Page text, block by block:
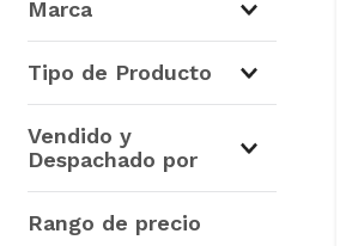
Marca
Kuzler (11)
NEX (9)
Samsung (2)
Sony (1)
Tipo de Producto
Vendido y
Despachado por
(3)